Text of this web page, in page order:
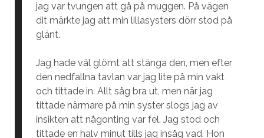
jag var tvungen att gå på muggen. På vägen
dit märkte jag att min lillasysters dörr stod på
glänt.
Jag hade väl glömt att stänga den, men efter
den nedfallna tavlan var jag lite på min vakt
och tittade in. Allt såg bra ut, men när jag
tittade närmare på min syster slogs jag av
insikten att någonting var fel. Jag stod och
tittade en halv minut tills jag insåg vad. Hon